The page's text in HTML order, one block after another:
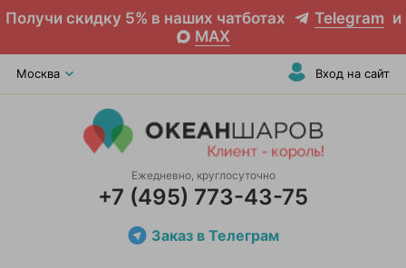
Получи скидку 5% в наших чатботах Telegram и
MAX
Москва Вход на сайт
Ежедневно, круглосуточно
+7 (495) 773-43-75
Заказ в Телеграм